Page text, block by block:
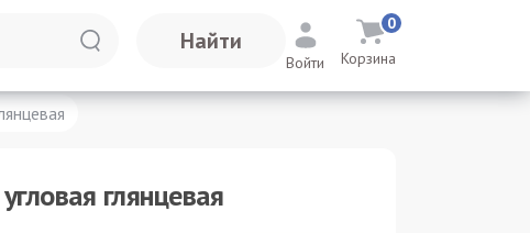
Найти
Войти Корзина
0
глянцевая